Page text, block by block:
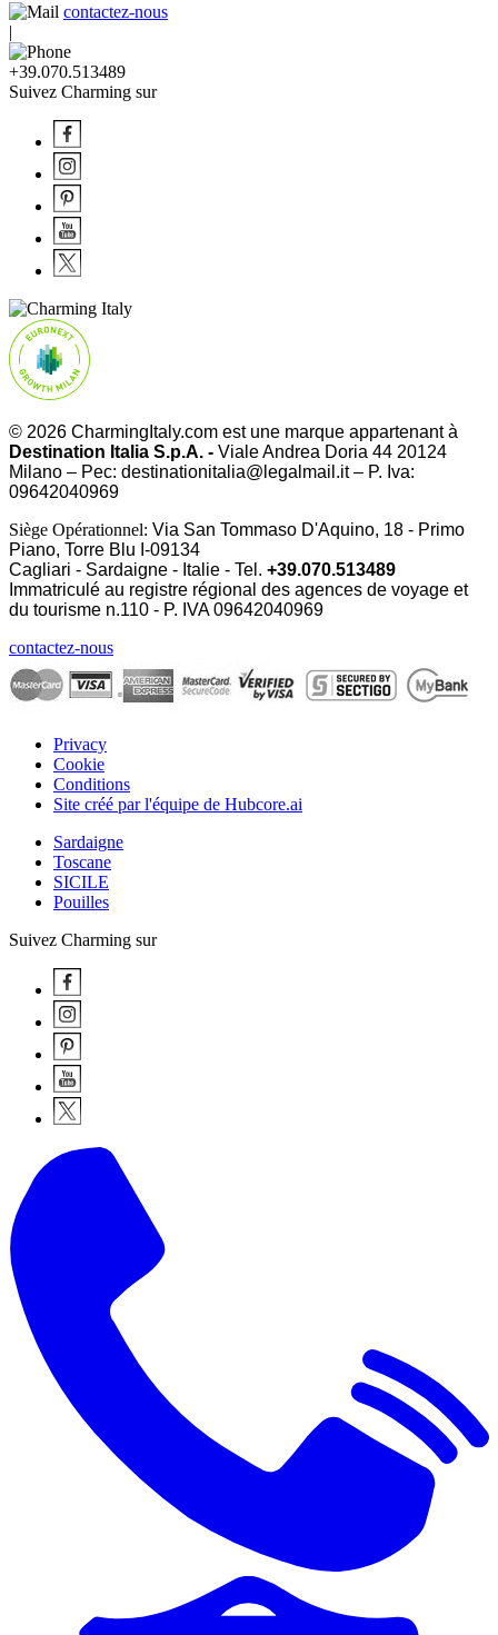
contactez-nous
|
+39.070.513489
Suivez Charming sur
© 2026 CharmingItaly.com est une marque appartenant à
Destination Italia S.p.A. - Viale Andrea Doria 44 20124
Milano – Pec: destinationitalia@legalmail.it – P. Iva:
09642040969
Siège Opérationnel: Via San Tommaso D'Aquino, 18 - Primo
Piano, Torre Blu I-09134
Cagliari - Sardaigne - Italie - Tel. +39.070.513489
Immatriculé au registre régional des agences de voyage et
du tourisme n.110 - P. IVA09642040969
contactez-nous
Privacy
Cookie
Conditions
Site créé par l'équipe de Hubcore.ai
Sardaigne
Toscane
SICILE
Pouilles
Suivez Charming sur